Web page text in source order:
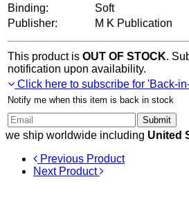
Binding:
Soft
Publisher:
M K Publication
This product is OUT OF STOCK.
notification upon availability.
Click here to subscribe for 'Back-
Notify me when this item is back in stock
Submit
we ship worldwide including United
Previous Product
Next Product